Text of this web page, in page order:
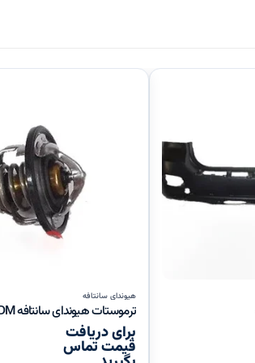
هیوندای سانتافه
ترموستات هیوندای سانتافه DM
برای دریافت
قیمت تماس